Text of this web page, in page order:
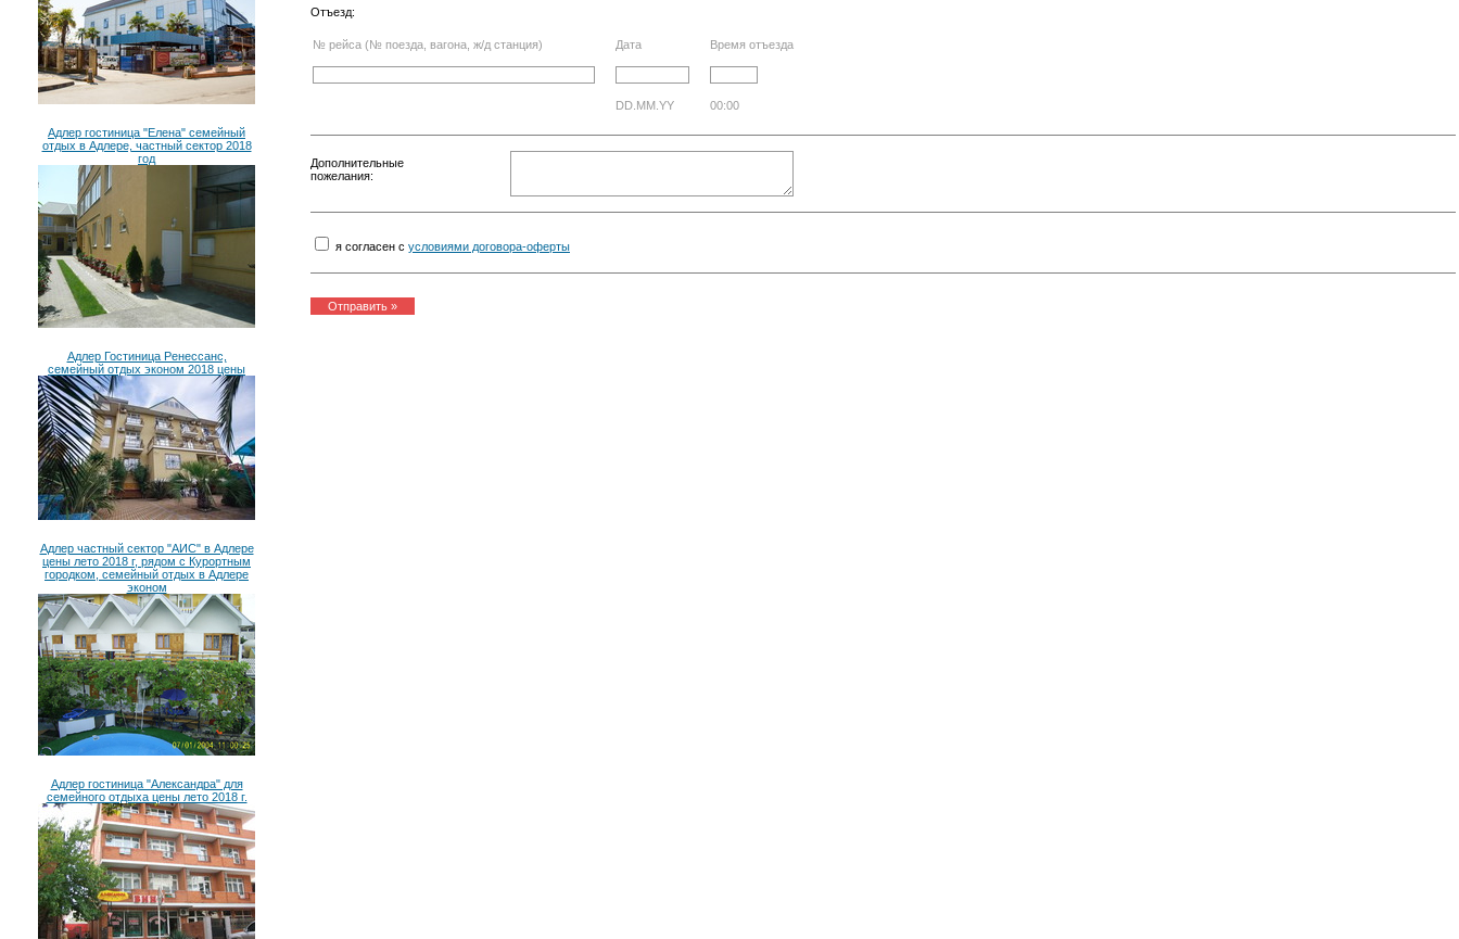
Адлер гостиница "Елена" семейный
отдых в Адлере, частный сектор 2018
год
Адлер Гостиница Ренессанс,
семейный отдых эконом 2018 цены
Адлер частный сектор "АИС" в Адлере
цены лето 2018 г, рядом с Курортным
городком, семейный отдых в Адлере
эконом
Адлер гостиница "Александра" для
семейного отдыха цены лето 2018 г.
Отъезд:
№ рейса (№ поезда, вагона, ж/д станция) Дата Время отъезда
DD.MM.YY 00:00
Дополнительные
пожелания:
я согласен с условиями договора-оферты